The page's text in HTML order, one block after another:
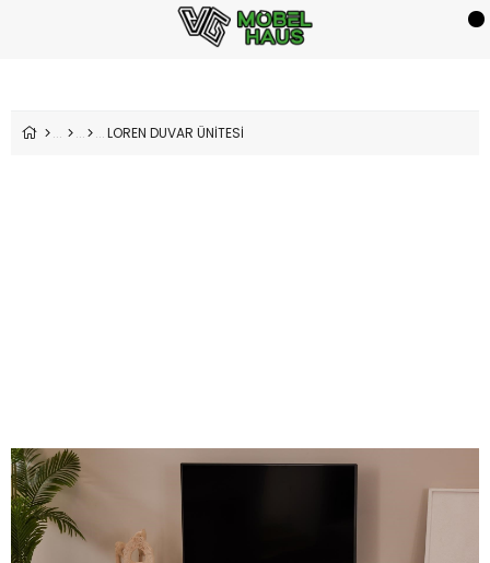
LOREN DUVAR ÜNİTESİ